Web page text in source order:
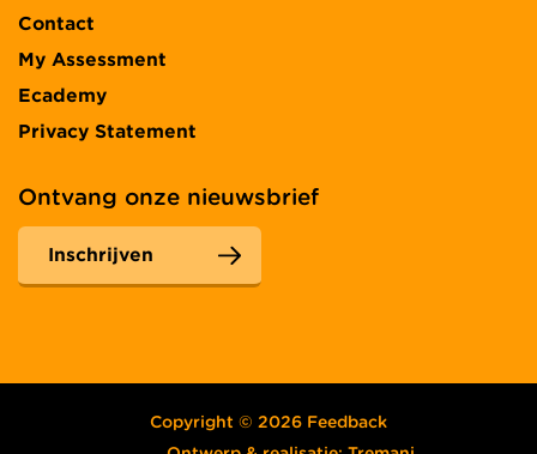
Contact
My Assessment
Ecademy
Privacy Statement
Ontvang onze nieuwsbrief
Inschrijven
Copyright © 2026 Feedback